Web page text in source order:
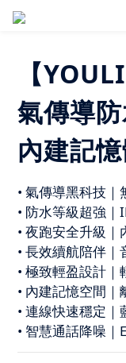
【
氣傳導
內建記
• 氣傳導黑科技
• 防水等級超強
• 夜跑安全升級
• 長效續航陪伴
• 極致輕盈設計
• 內建記憶空間
• 連線快速穩定
• 智慧通話降噪